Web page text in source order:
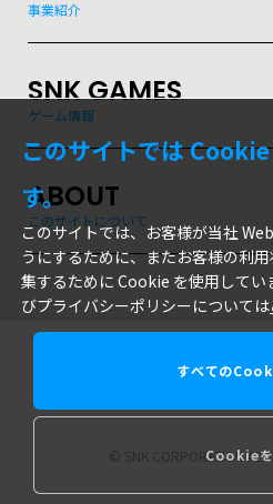
事業紹介
SNK GAMES
ゲーム情報
ABOUT
このサイトについて
© SNK CORPORATION ALL
このサイトでは
す。
このサイトでは、お客様が当社
うにするために、またお客様の利
集するために Cookie を使用して
びプライバシーポリシーについては
すべての
Cookie